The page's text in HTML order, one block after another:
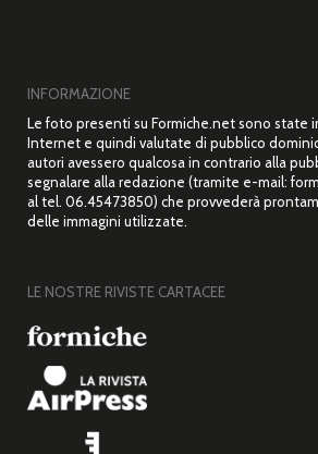
INFORMAZIONE
Le foto presenti su Formiche.net sono state
Internet e quindi valutate di pubblico
autori avessero qualcosa in contrario alla
segnalare alla redazione (tramite e-mail:
al tel. 06.45473850) che provvederà
delle immagini utilizzate.
LE NOSTRE RIVISTE CARTACEE